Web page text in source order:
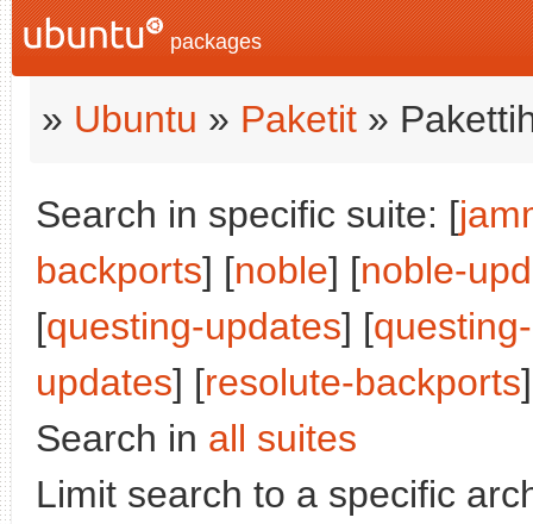
packages
» Ubuntu » Paketit »
Search in specific suite: [
backports] [noble] [noble-
[questing-updates] [
updates] [resolute-backports
Search in all suites
Limit search to a specific